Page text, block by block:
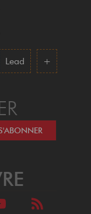
Lead +